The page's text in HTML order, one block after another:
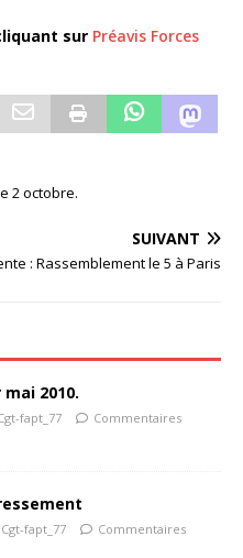
sur Préavis Forces
2 octobre.
SUIVANT
: Rassemblement le 5 à Paris
2010.
fapt_77
Commentaires
Cgt-fapt_77
Commentaires